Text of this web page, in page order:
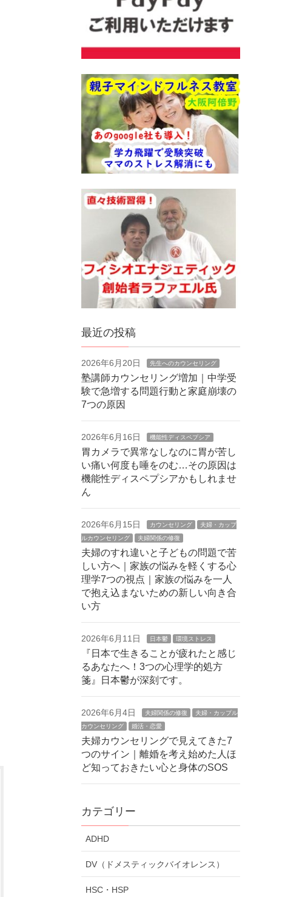
最近の投稿
2026年6月20日 先生へのカウンセリング
塾講師カウンセリング増加｜中学受
験で急増する問題行動と家庭崩壊の
7つの原因
2026年6月16日 機能性ディスペプシア
胃カメラで異常なしなのに胃が苦し
い痛い何度も唾をのむ…その原因は
機能性ディスペプシアかもしれませ
ん
2026年6月15日 カウンセリング
夫婦・カップ
ルカウンセリング
夫婦関係の修復
夫婦のすれ違いと子どもの問題で苦
しい方へ｜家族の悩みを軽くする心
理学7つの視点｜家族の悩みを一人
で抱え込まないための新しい向き合
い方
2026年6月11日 日本鬱 環境ストレス
『日本で生きることが疲れたと感じ
るあなたへ！3つの心理学的処方
箋』日本鬱が深刻です。
2026年6月4日 夫婦関係の修復
夫婦・カップル
カウンセリング
婚活・恋愛
夫婦カウンセリングで見えてきた7
つのサイン｜離婚を考え始めた人ほ
ど知っておきたい心と身体のSOS
カテゴリー
ADHD
DV（ドメスティックバイオレンス）
HSC・HSP